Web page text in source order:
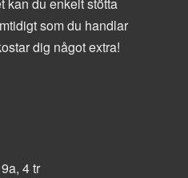
som du handlar
dig något extra!
4 tr